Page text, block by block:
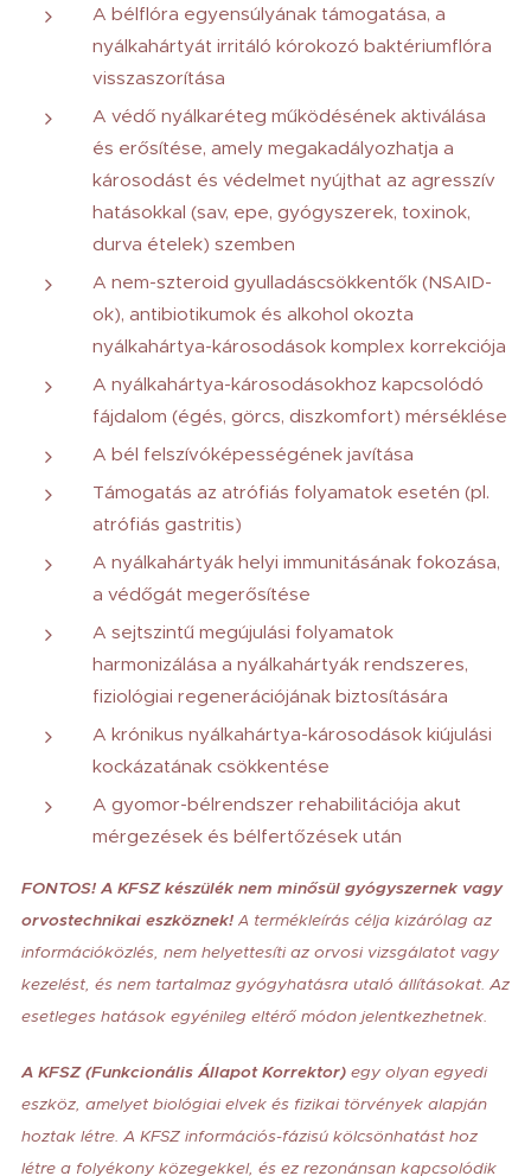
A bélflóra egyensúlyának támogatása, a
nyálkahártyát irritáló kórokozó baktériumflóra
visszaszorítása
A védő nyálkaréteg működésének aktiválása
és erősítése, amely megakadályozhatja a
károsodást és védelmet nyújthat az agresszív
hatásokkal (sav, epe, gyógyszerek, toxinok,
durva ételek) szemben
A nem-szteroid gyulladáscsökkentők (NSAID-
ok), antibiotikumok és alkohol okozta
nyálkahártya-károsodások komplex korrekciója
A nyálkahártya-károsodásokhoz kapcsolódó
fájdalom (égés, görcs, diszkomfort) mérséklése
A bél felszívóképességének javítása
Támogatás az atrófiás folyamatok esetén (pl.
atrófiás gastritis)
A nyálkahártyák helyi immunitásának fokozása,
a védőgát megerősítése
A sejtszintű megújulási folyamatok
harmonizálása a nyálkahártyák rendszeres,
fiziológiai regenerációjának biztosítására
A krónikus nyálkahártya-károsodások kiújulási
kockázatának csökkentése
A gyomor-bélrendszer rehabilitációja akut
mérgezések és bélfertőzések után
FONTOS! A KFSZ készülék nem minősül gyógyszernek vagy
orvostechnikai eszköznek! A termékleírás célja kizárólag az
információközlés, nem helyettesíti az orvosi vizsgálatot vagy
kezelést, és nem tartalmaz gyógyhatásra utaló állításokat. Az
esetleges hatások egyénileg eltérő módon jelentkezhetnek.
A KFSZ (Funkcionális Állapot Korrektor) egy olyan egyedi
eszköz, amelyet biológiai elvek és fizikai törvények alapján
hoztak létre. A KFSZ információs-fázisú kölcsönhatást hoz
létre a folyékony közegekkel, és ez rezonánsan kapcsolódik